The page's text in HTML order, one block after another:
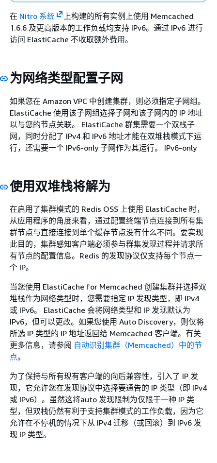
在 Nitro 系统
上构建的所有实例上使用 Memcached
1.6.6 及更高版本的工作负载均支持 IPv6。通过 IPv6 进行
访问 ElastiCache 不收取额外费用。
为网络类型配置子网
如果您在 Amazon VPC 中创建集群，则必须指定子网组。
ElastiCache 使用该子网组选择子网和该子网内的 IP 地址
以与您的节点关联。 ElastiCache 群集需要一个双栈子
网，同时分配了 IPv4 和 IPv6 地址才能在双堆栈模式下运
行，还需要一个 IPv6-only 子网作为其运行。 IPv6-only
使用双堆栈将解为
在启用了集群模式的 Redis OSS 上使用 ElastiCache 时，
从应用程序的角度来看，通过配置终端节点连接到所有集
群节点与直接连接到单个缓存节点没有什么不同。要实现
此目的，集群感知客户端必须参与群集发现过程并请求所
有节点的配置信息。Redis 的发现协议仅支持每个节点一
个 IP。
当您使用 ElastiCache for Memcached 创建集群并选择双
堆栈作为网络类型时，您需要指定 IP 发现类型，即 IPv4
或 IPv6。 ElastiCache 会将网络类型和 IP 发现默认为
IPv6，但可以更改。如果您使用 Auto Discovery，则仅将
所选 IP 类型的 IP 地址返回给 Memcached 客户端。有关
更多信息，请参阅 自动识别集群（Memcached）中的节
点。
为了保持与所有现有客户端的向后兼容性，引入了 IP 发
现，它允许您在发现协议中选择要通告的 IP 类型（即 IPv4
或 IPv6）。虽然这将auto 发现限制为仅限于一种 IP 类
型，但双栈仍然有利于支持集群模式的工作负载，因为它
允许在不停机的情况下从 IPv4 迁移（或回滚）到 IPv6 发
现 IP 类型。